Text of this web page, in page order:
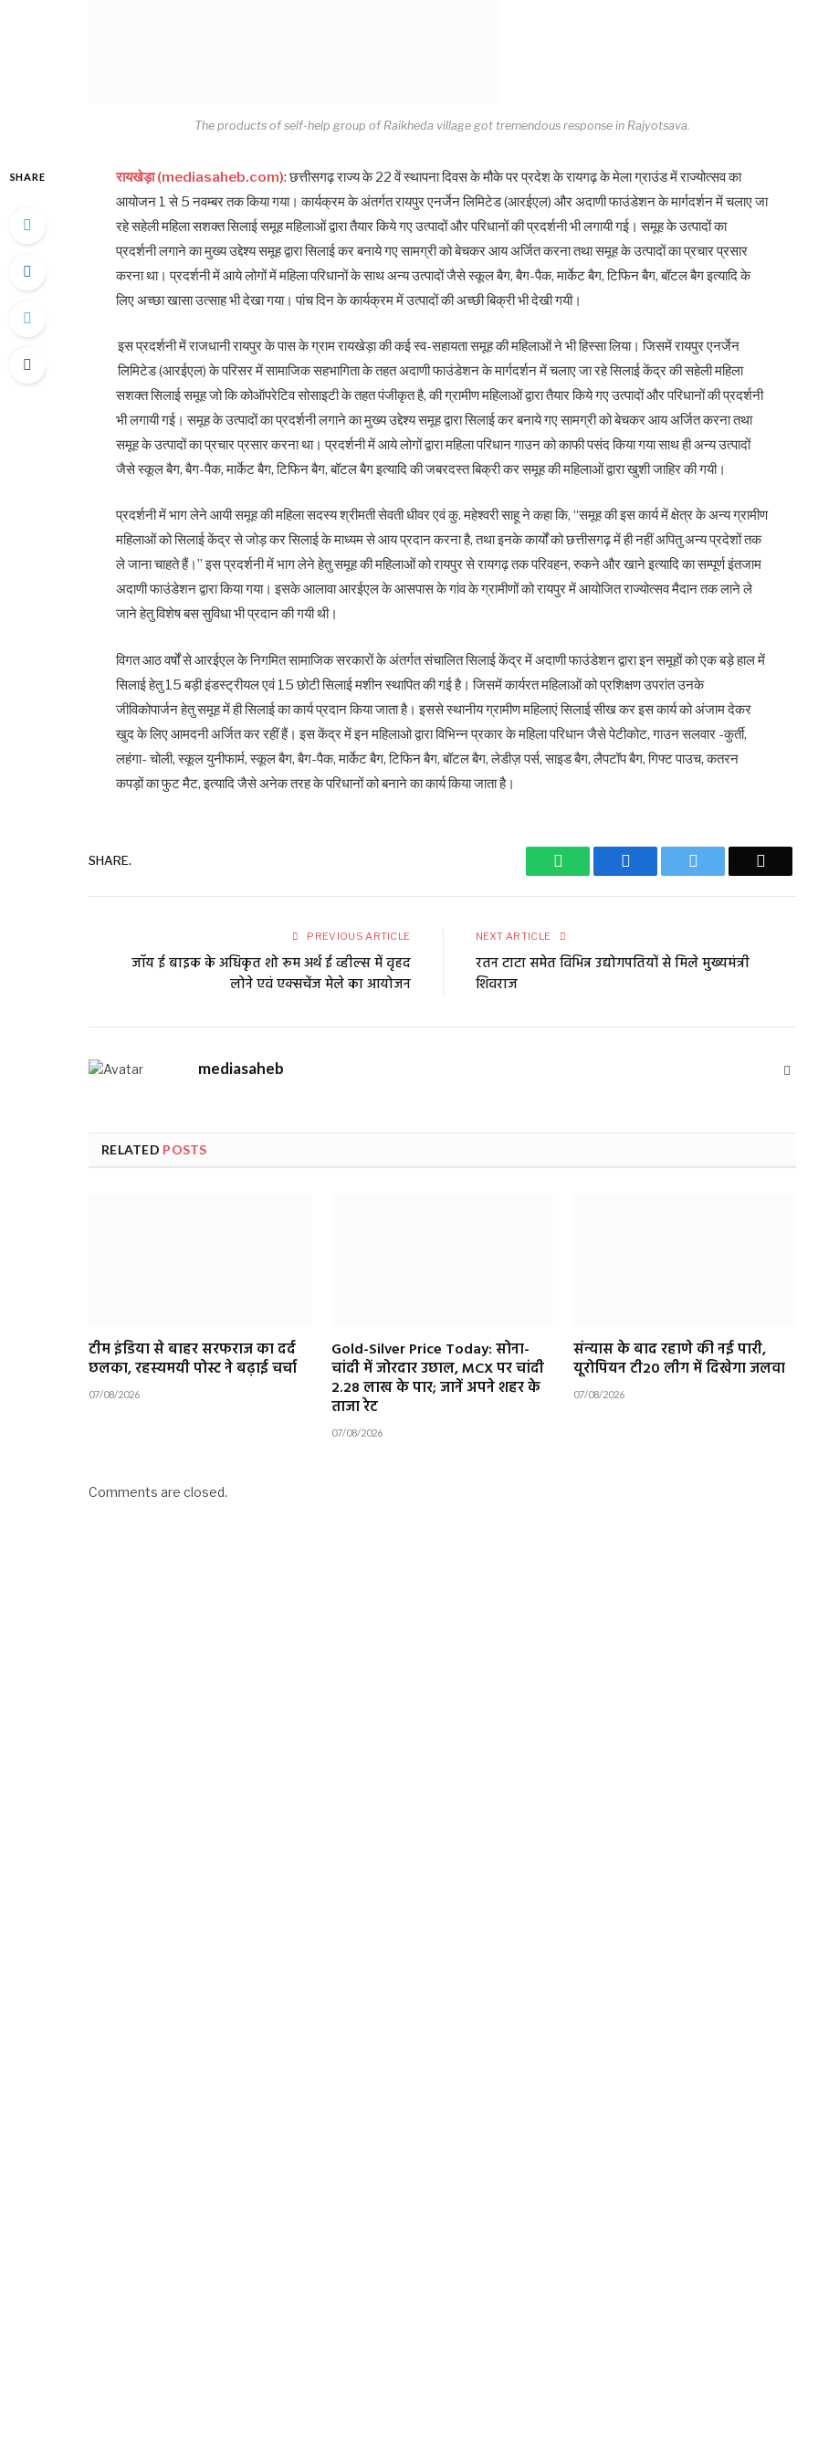
The products of self-help group of Raikheda village got tremendous response in Rajyotsava.
SHARE रायखेड़ा (mediasaheb.com): छत्तीसगढ़ राज्य के 22 वें स्थापना दिवस के मौके पर प्रदेश के रायगढ़ के मेला ग्राउंड में राज्योत्सव का
आयोजन 1 से 5 नवम्बर तक किया गया। कार्यक्रम के अंतर्गत रायपुर एनर्जेन लिमिटेड (आरईएल) और अदाणी फाउंडेशन के मार्गदर्शन में चलाए जा
रहे सहेली महिला सशक्त सिलाई समूह महिलाओं द्वारा तैयार किये गए उत्पादों और परिधानों की प्रदर्शनी भी लगायी गई। समूह के उत्पादों का
प्रदर्शनी लगाने का मुख्य उद्देश्य समूह द्वारा सिलाई कर बनाये गए सामग्री को बेचकर आय अर्जित करना तथा समूह के उत्पादों का प्रचार प्रसार
करना था। प्रदर्शनी में आये लोगों में महिला परिधानों के साथ अन्य उत्पादों जैसे स्कूल बैग, बैग-पैक, मार्केट बैग, टिफिन बैग, बॉटल बैग इत्यादि के
लिए अच्छा खासा उत्साह भी देखा गया। पांच दिन के कार्यक्रम में उत्पादों की अच्छी बिक्री भी देखी गयी।
इस प्रदर्शनी में राजधानी रायपुर के पास के ग्राम रायखेड़ा की कई स्व-सहायता समूह की महिलाओं ने भी हिस्सा लिया। जिसमें रायपुर एनर्जेन
लिमिटेड (आरईएल) के परिसर में सामाजिक सहभागिता के तहत अदाणी फाउंडेशन के मार्गदर्शन में चलाए जा रहे सिलाई केंद्र की सहेली महिला
सशक्त सिलाई समूह जो कि कोऑपरेटिव सोसाइटी के तहत पंजीकृत है, की ग्रामीण महिलाओं द्वारा तैयार किये गए उत्पादों और परिधानों की प्रदर्शनी
भी लगायी गई। समूह के उत्पादों का प्रदर्शनी लगाने का मुख्य उद्देश्य समूह द्वारा सिलाई कर बनाये गए सामग्री को बेचकर आय अर्जित करना तथा
समूह के उत्पादों का प्रचार प्रसार करना था। प्रदर्शनी में आये लोगों द्वारा महिला परिधान गाउन को काफी पसंद किया गया साथ ही अन्य उत्पादों
जैसे स्कूल बैग, बैग-पैक, मार्केट बैग, टिफिन बैग, बॉटल बैग इत्यादि की जबरदस्त बिक्री कर समूह की महिलाओं द्वारा खुशी जाहिर की गयी।
प्रदर्शनी में भाग लेने आयी समूह की महिला सदस्य श्रीमती सेवती धीवर एवं कु. महेश्वरी साहू ने कहा कि, “समूह की इस कार्य में क्षेत्र के अन्य ग्रामीण
महिलाओं को सिलाई केंद्र से जोड़ कर सिलाई के माध्यम से आय प्रदान करना है, तथा इनके कार्यों को छत्तीसगढ़ में ही नहीं अपितु अन्य प्रदेशों तक
ले जाना चाहते हैं।” इस प्रदर्शनी में भाग लेने हेतु समूह की महिलाओं को रायपुर से रायगढ़ तक परिवहन, रुकने और खाने इत्यादि का सम्पूर्ण इंतजाम
अदाणी फाउंडेशन द्वारा किया गया। इसके आलावा आरईएल के आसपास के गांव के ग्रामीणों को रायपुर में आयोजित राज्योत्सव मैदान तक लाने ले
जाने हेतु विशेष बस सुविधा भी प्रदान की गयी थी।
विगत आठ वर्षों से आरईएल के निगमित सामाजिक सरकारों के अंतर्गत संचालित सिलाई केंद्र में अदाणी फाउंडेशन द्वारा इन समूहों को एक बड़े हाल में
सिलाई हेतु 15 बड़ी इंडस्ट्रीयल एवं 15 छोटी सिलाई मशीन स्थापित की गई है। जिसमें कार्यरत महिलाओं को प्रशिक्षण उपरांत उनके
जीविकोपार्जन हेतु समूह में ही सिलाई का कार्य प्रदान किया जाता है। इससे स्थानीय ग्रामीण महिलाएं सिलाई सीख कर इस कार्य को अंजाम देकर
खुद के लिए आमदनी अर्जित कर रहीं हैं। इस केंद्र में इन महिलाओ द्वारा विभिन्न प्रकार के महिला परिधान जैसे पेटीकोट, गाउन सलवार -कुर्ती,
लहंगा- चोली, स्कूल युनीफार्म, स्कूल बैग, बैग-पैक, मार्केट बैग, टिफिन बैग, बॉटल बैग, लेडीज़ पर्स, साइड बैग, लैपटॉप बैग, गिफ्ट पाउच, कतरन
कपड़ों का फुट मैट, इत्यादि जैसे अनेक तरह के परिधानों को बनाने का कार्य किया जाता है।
SHARE. WhatsApp Facebook
PREVIOUS ARTICLE
जॉय ई बाइक के अधिकृत शो रूम अर्थ ई व्हील्स में वृहद
लोने एवं एक्सचेंज मेले का आयोजन
NEXT ARTICLE
रतन टाटा समेत विभिन्न उद्योगपतियों से मिले मुख्यमंत्री
शिवराज
mediasaheb
RELATED POSTS
टीम इंडिया से बाहर सरफराज का दर्द
छलका, रहस्यमयी पोस्ट ने बढ़ाई चर्चा
07/08/2026
Gold-Silver Price Today: सोना-
चांदी में जोरदार उछाल, MCX पर चांदी
₹2.28 लाख के पार; जानें अपने शहर के
ताजा रेट
07/08/2026
संन्यास के बाद रहाणे की नई पारी,
यूरोपियन टी20 लीग में दिखेगा जलवा
07/08/2026
Comments are closed.